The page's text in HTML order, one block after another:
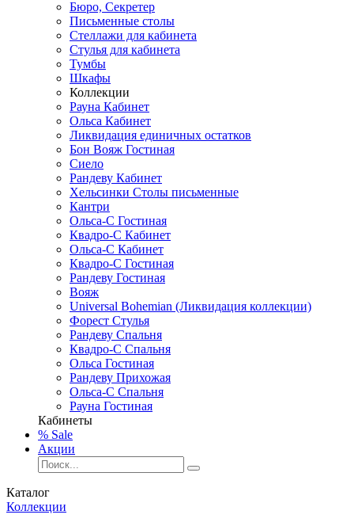
Бюро, Секретер
Письменные столы
Стеллажи для кабинета
Стулья для кабинета
Тумбы
Шкафы
Коллекции
Рауна Кабинет
Ольса Кабинет
Ликвидация единичных остатков
Бон Вояж Гостиная
Сиело
Рандеву Кабинет
Хельсинки Столы письменные
Кантри
Ольса-С Гостиная
Квадро-С Кабинет
Ольса-С Кабинет
Квадро-С Гостиная
Рандеву Гостиная
Вояж
Universal Bohemian (Ликвидация коллекции)
Форест Стулья
Рандеву Спальня
Квадро-С Спальня
Ольса Гостиная
Рандеву Прихожая
Ольса-С Спальня
Рауна Гостиная
Кабинеты
% Sale
Акции
Каталог
Коллекции